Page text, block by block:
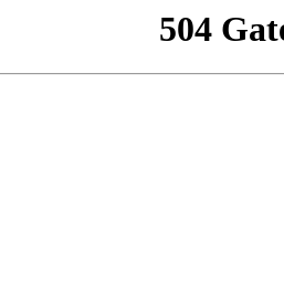
504